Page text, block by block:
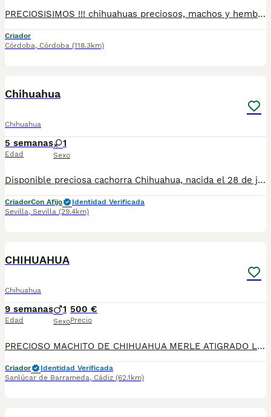
PRECIOSISIMOS !!! chihuahuas preciosos, machos y hembras disponibles , se entregan con todo al dia respecto a documentación y condiciones sanitarias , tanto así que hacemos entregas totalmente personalizadas y sin un euro por adelantado , obtenerse personas no aptas para tener perros , solo personas responsables. hacemos entregas a toda ESPAÑA . mas info 670864332
Criador
Córdoba, Córdoba (118.3km)
Chihuahua
Chihuahua
5 semanas
Edad
1
Sexo
Disponible preciosa cachorra Chihuahua, nacida el 28 de junio de 2026. Color: sable, un tono muy bonito y elegante que realza su expresión y belleza. Procede de una excelente línea de sangre, criada en un ambiente familiar, con mucho cariño y una correcta socialización desde sus primeros días de vida. Destaca por su bonita morfología, cabeza tipo manzana, hocico corto y un carácter dulce, cariñoso y equilibrado, ideal como compañera de vida. La cachorra se entregará a partir de los Dos meses de edad, desparasitada según su edad, con cartilla veterinaria, y las vacunas correspondientes. Se enviarán fotos y vídeos actualizados para que puedas seguir su evolución hasta el día de la entrega. Se prioriza la entrega en mano para garantizar el bienestar de la cachorra y que el nuevo propietario pueda conocerla personalmente. También existe la posibilidad de desplazarnos hasta el lugar de entrega, previo acuerdo entre ambas partes. Buscamos una familia responsable que le ofrezca el hogar, el cariño y los cuidados que merece. Para más información, fotos, vídeos o cualquier consulta, no dudes en ponerte en contacto.
CriadorCon Afijo
Identidad Verificada
Sevilla, Sevilla (29.4km)
CHIHUAHUA
Chihuahua
9 semanas
Edad
1
Sexo
500 €
Precio
PRECIOSO MACHITO DE CHIHUAHUA MERLE ATIGRADO LISTO PARA ENTREGA , NO DUDES EN LLAMARNOS PRECIO ECONOMICO
Criador
Identidad Verificada
Sanlúcar de Barrameda, Cádiz (62.1km)